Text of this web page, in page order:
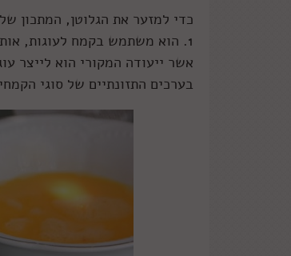
כדי למזער את הגלוטן, המתכון
1. הוא משתמש בקמח לעוגות,
אשר ייעודה המקורי הוא לייצר
בערכים התזונתיים של סוגי